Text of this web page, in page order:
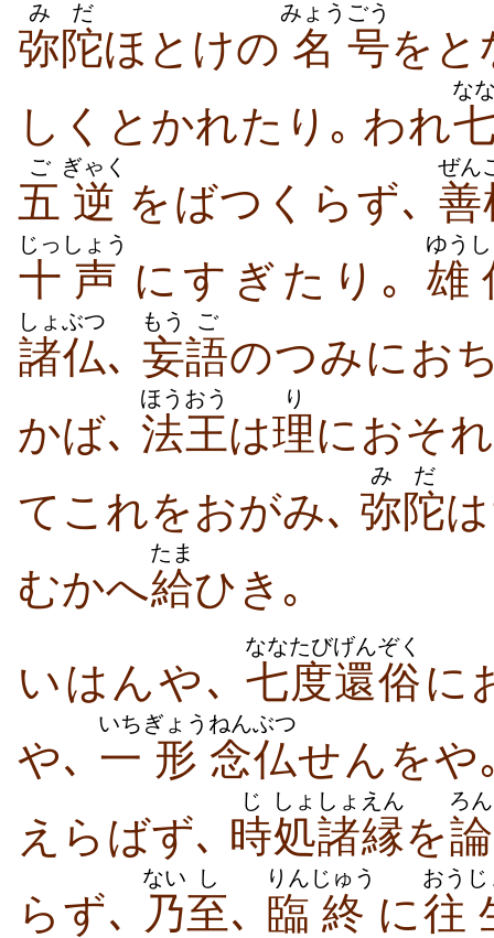
弥陀
みだ
ほとけの 名
みょう
号
ごう
をと
しくとかれたり｡ われ
な
五
ご
逆
ぎゃく
をばつくらず､ 善
ぜん
十
じっ
声
しょう
にすぎたり｡ 雄
ゆう
諸仏
しょぶつ
､ 妄
もう
語
ご
のつみにお
かば､ 法王
ほうおう
は理
り
におそ
てこれをおがみ､ 弥陀
みだ
むかへ給
たま
ひき｡
いはんや､ 七度
ななたび
還俗
げんぞく
に
や､ 一
いち
形
ぎょう
念仏
ねんぶつ
せんをや
えらばず､ 時
じ
処
しょ
諸縁
しょえん
を論
ろん
らず､
乃
ない
至
し
､ 臨
りん
終
じゅう
に往
おう